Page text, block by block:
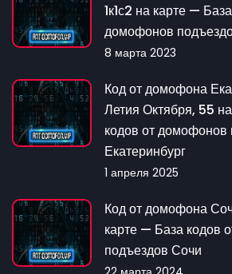
1к1с2 на карте —
домофонов
8 марта 2023
Код от домофона
Летия Октября, 55
кодов от домофонов
Екатеринбург
1 апреля 2025
Код от домофона
карте — База кодов
подъездов Сочи